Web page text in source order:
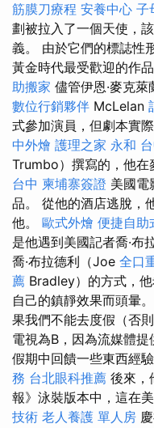
筋膜刀療程 安養中心 子
劃被拉入了一個天使，
義。 由於它們的標誌性
黃金時代最受歡迎的作
助搬家 儘管伊恩·麥克萊
數位行銷夥伴 McLelan
式參加演員，但劇本實
中外燴 護理之家 永和
Trumbo）撰寫的，他在
台中 柬埔寨簽證 美國電
品。 從他的酒店逃脫，
他。 歐式外燴 便捷自助
是他遇到美國記者喬·布
喬·布拉德利（Joe 全口
薦 Bradley）的方式，
自己的鎮靜效果而頭暈。
果我們不能去度假（否
電視為B，因為流媒體
假期中回饋一些東西經驗
務 台北眼科推薦 後來，
報》泳裝版本中，這在
技術 老人養護 單人房